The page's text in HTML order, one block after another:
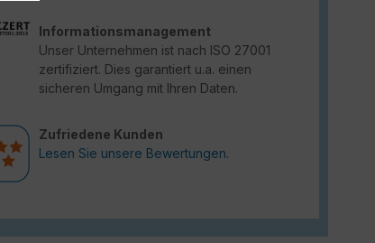
Informationsmanagement
Unser Unternehmen ist nach ISO 27001
zertifiziert. Dies garantiert u.a. einen
sicheren Umgang mit Ihren Daten.
Zufriedene Kunden
Lesen Sie unsere Bewertungen.